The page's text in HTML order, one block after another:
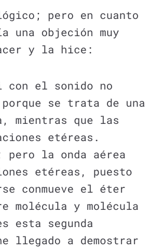
pero en cuanto
una objeción muy
y la hice:
el sonido no
se trata de una
mientras que las
etéreas.
pero la onda aérea
etéreas, puesto
conmueve el éter
molécula y molécula
esta segunda
llegado a demostrar